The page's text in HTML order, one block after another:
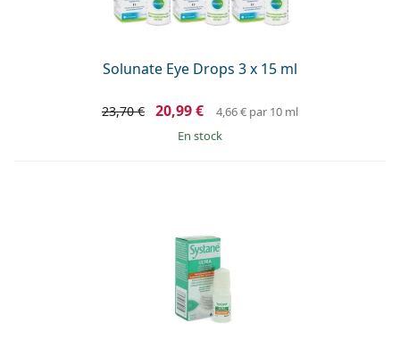
Solunate Eye Drops 3 x 15 ml
23,70 € 20,99 € 4,66 € par 10 ml
en stock